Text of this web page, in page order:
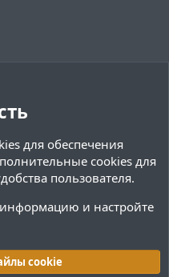
(RU)
для обеспечения
cookies для
пользователя.
и настройте
cookie